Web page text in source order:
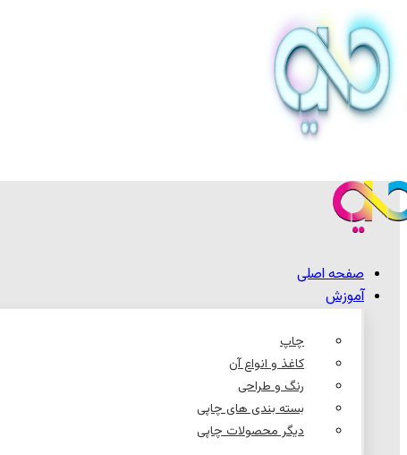
صفحه اصلی
آموزش
چاپ
کاغذ و انواع آن
رنگ و طراحی
بسته بندی های چاپی
دیگر محصولات چاپی